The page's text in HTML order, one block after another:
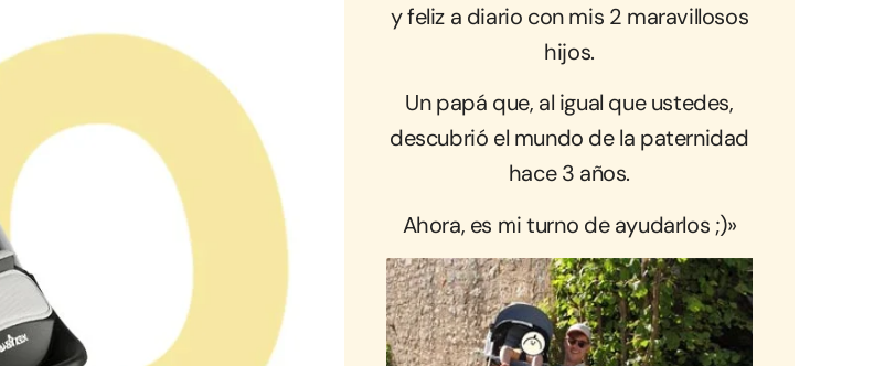
y feliz a diario con mis 2 maravillosos
hijos.
Un papá que, al igual que ustedes,
descubrió el mundo de la paternidad
hace 3 años.
Ahora, es mi turno de ayudarlos ;)»